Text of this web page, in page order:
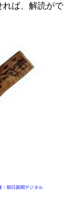
れば、解読がで
：朝日新聞デジタル